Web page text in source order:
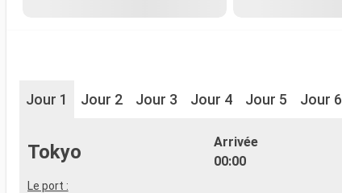
Jour 1 Jour 2 Jour 3 Jour 4 Jour 5 Jour 6
Tokyo
Arrivée
00:00
Le port :